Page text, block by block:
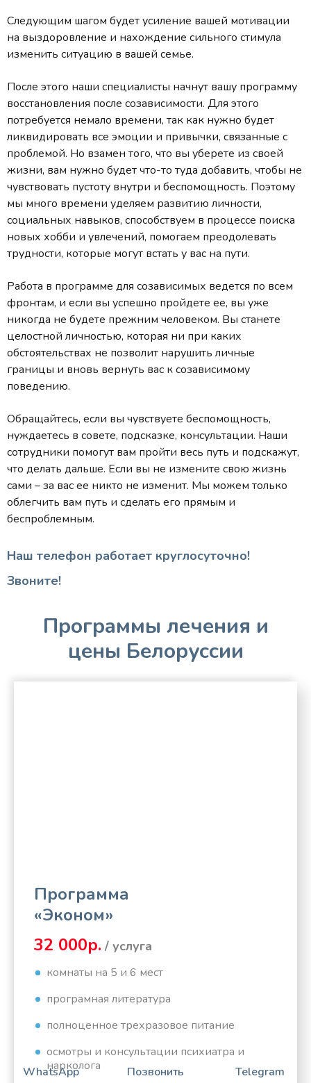
Следующим шагом будет усиление вашей мотивации
на выздоровление и нахождение сильного стимула
изменить ситуацию в вашей семье.
После этого наши специалисты начнут вашу программу
восстановления после созависимости. Для этого
потребуется немало времени, так как нужно будет
ликвидировать все эмоции и привычки, связанные с
проблемой. Но взамен того, что вы уберете из своей
жизни, вам нужно будет что-то туда добавить, чтобы не
чувствовать пустоту внутри и беспомощность. Поэтому
мы много времени уделяем развитию личности,
социальных навыков, способствуем в процессе поиска
новых хобби и увлечений, помогаем преодолевать
трудности, которые могут встать у вас на пути.
Работа в программе для созависимых ведется по всем
фронтам, и если вы успешно пройдете ее, вы уже
никогда не будете прежним человеком. Вы станете
целостной личностью, которая ни при каких
обстоятельствах не позволит нарушить личные
границы и вновь вернуть вас к созависимому
поведению.
Обращайтесь, если вы чувствуете беспомощность,
нуждаетесь в совете, подсказке, консультации. Наши
сотрудники помогут вам пройти весь путь и подскажут,
что делать дальше. Если вы не измените свою жизнь
сами – за вас ее никто не изменит. Мы можем только
облегчить вам путь и сделать его прямым и
беспроблемным.
Наш телефон работает круглосуточно!
Звоните!
Программы лечения и
цены Белоруссии
Программа
«Эконом»
32 000р. / услуга
комнаты на 5 и 6 мест
програмная литература
полноценное трехразовое питание
осмотры и консультации психиатра и
нарколога
WhatsApp Позвонить Telegram